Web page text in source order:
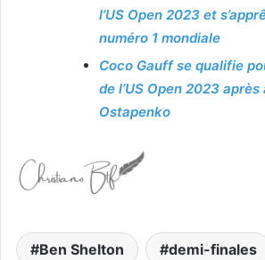
l’US Open 2023 et
numéro 1 mondiale
Coco Gauff se qualifie
de l’US Open 2023
Ostapenko
Ben Shelton demi-finales